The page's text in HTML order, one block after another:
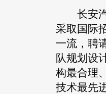
长安
采取国际
一流，聘
队规划设
构最合理
技术最先